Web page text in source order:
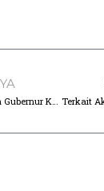
WALHI Bali Minta Gubernur Koster Buka Isi Surat Penghentian Reklamasi Yang Dikirimkannya Ke Pelindo III.